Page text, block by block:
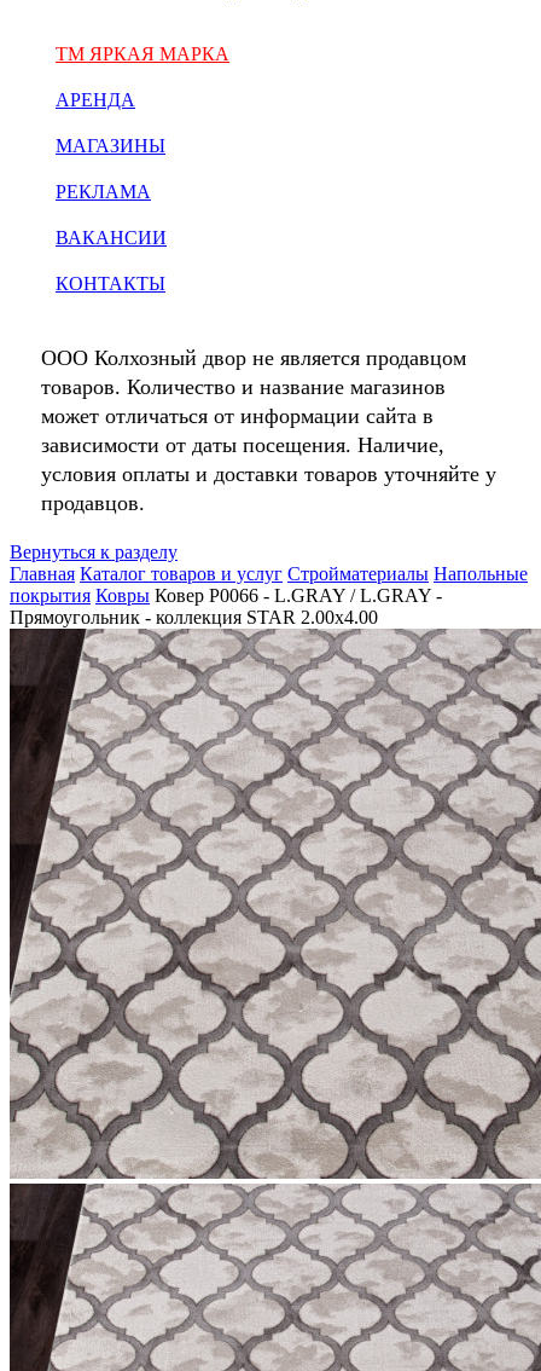
ТМ ЯРКАЯ МАРКА
АРЕНДА
МАГАЗИНЫ
РЕКЛАМА
ВАКАНСИИ
КОНТАКТЫ
ООО Колхозный двор не является продавцом
товаров. Количество и название магазинов
может отличаться от информации сайта в
зависимости от даты посещения. Наличие,
условия оплаты и доставки товаров уточняйте у
продавцов.
Вернуться к разделу
Главная Каталог товаров и услуг Стройматериалы Напольные
покрытия Ковры Ковер P0066 - L.GRAY / L.GRAY -
Прямоугольник - коллекция STAR 2.00x4.00